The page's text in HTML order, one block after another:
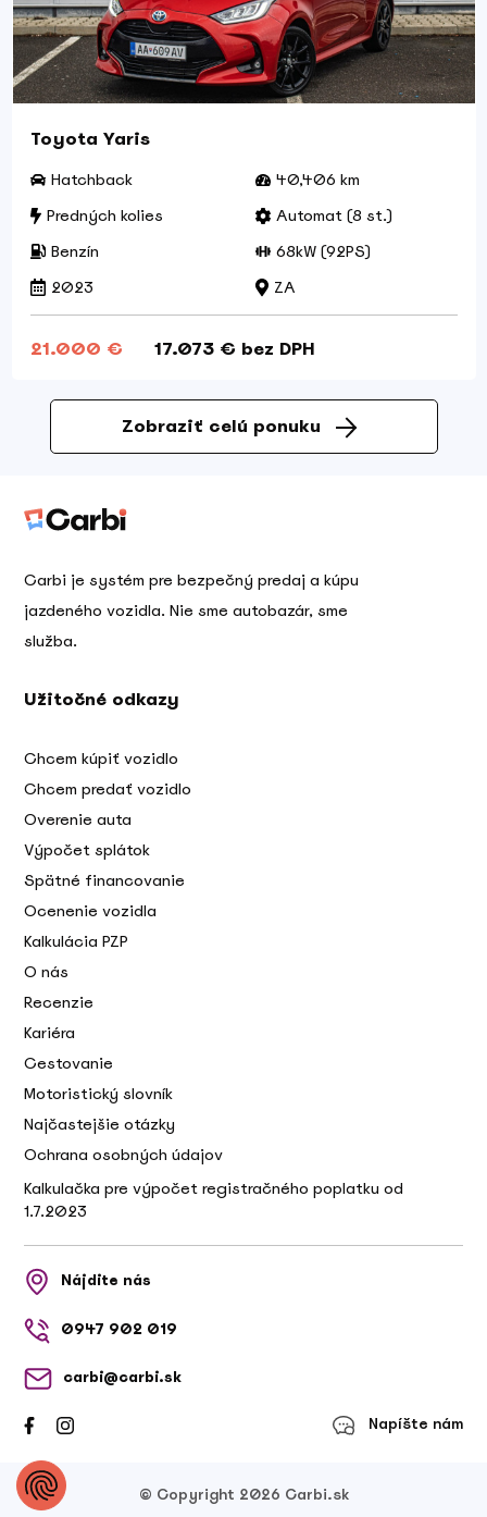
Toyota Yaris
Hatchback
40,406 km
Predných kolies
Automat (8 st.)
Benzín
68kW (92PS)
2023
ZA
21.000 € 17.073 € bez DPH
Zobraziť celú ponuku
Carbi je systém pre bezpečný predaj a kúpu
jazdeného vozidla. Nie sme autobazár, sme
služba.
Užitočné odkazy
Chcem kúpiť vozidlo
Chcem predať vozidlo
Overenie auta
Výpočet splátok
Spätné financovanie
Ocenenie vozidla
Kalkulácia PZP
O nás
Recenzie
Kariéra
Cestovanie
Motoristický slovník
Najčastejšie otázky
Ochrana osobných údajov
Kalkulačka pre výpočet registračného poplatku od
1.7.2023
Nájdite nás
0947 902 019
carbi@carbi.sk
Napíšte nám
© Copyright 2026 Carbi.sk